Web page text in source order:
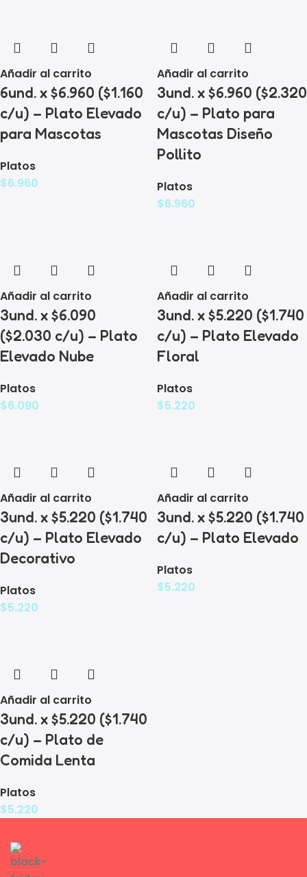
Añadir al carrito
6und. x $6.960 ($1.160
c/u) – Plato Elevado
para Mascotas
Platos
$6.960
Añadir al carrito
3und. x $6.960 ($2.320
c/u) – Plato para
Mascotas Diseño
Pollito
Platos
$6.960
Añadir al carrito
3und. x $6.090
($2.030 c/u) – Plato
Elevado Nube
Platos
$6.090
Añadir al carrito
3und. x $5.220 ($1.740
c/u) – Plato Elevado
Floral
Platos
$5.220
Añadir al carrito
3und. x $5.220 ($1.740
c/u) – Plato Elevado
Decorativo
Platos
$5.220
Añadir al carrito
3und. x $5.220 ($1.740
c/u) – Plato Elevado
Platos
$5.220
Añadir al carrito
3und. x $5.220 ($1.740
c/u) – Plato de
Comida Lenta
Platos
$5.220